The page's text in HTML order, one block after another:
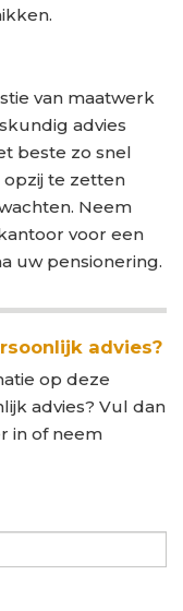
van maatwerk
advies
beste zo snel
te zetten
Neem
voor een
uw pensionering.
advies?
op deze
advies? Vul dan
in of neem